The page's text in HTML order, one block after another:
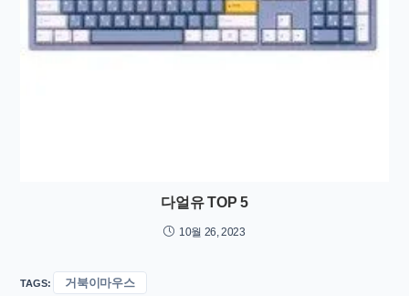
다얼유 TOP 5
10월 26, 2023
TAGS: 거북이마우스